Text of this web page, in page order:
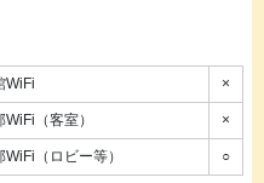
WiFi ×
WiFi（客室） ×
WiFi（ロビー等） ○